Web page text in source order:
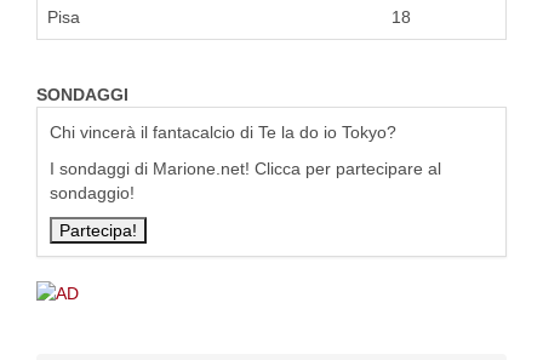
Pisa 18
SONDAGGI
Chi vincerà il fantacalcio di Te la do io Tokyo?
I sondaggi di Marione.net! Clicca per partecipare al
sondaggio!